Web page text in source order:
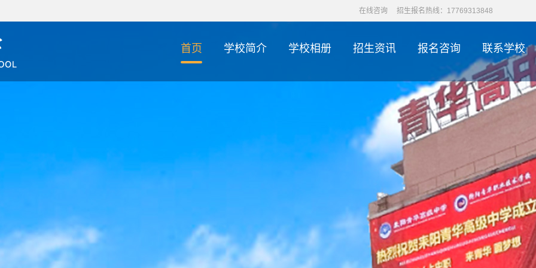
在线咨询 招生报名热线：17769313848
首页 学校简介 学校相册 招生资讯 报名咨询 联系学校